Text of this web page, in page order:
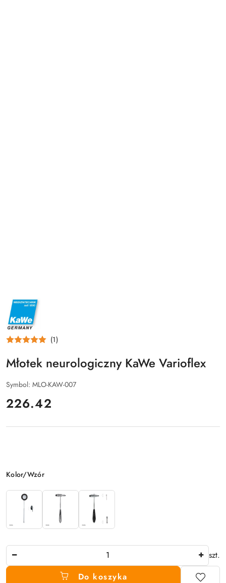
NAZWA
PRODUCENTA:
KAWE
(1)
Młotek neurologiczny KaWe Varioflex
Symbol: MLO-KAW-007
cena:
226.42
Wariant
Kolor/Wzór
szt.
Do koszyka